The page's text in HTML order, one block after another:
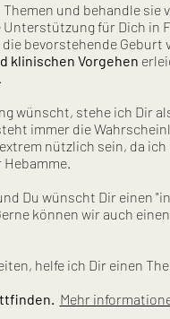
und behandle sie
Unterstützung für Dich in
bevorstehende Geburt
klinischen Vorgehen
wünscht, stehe ich Dir
immer die
nützlich sein, da
Hebamme.
Du wünscht Dir einen
können wir auch
helfe ich Dir einen
Mehr